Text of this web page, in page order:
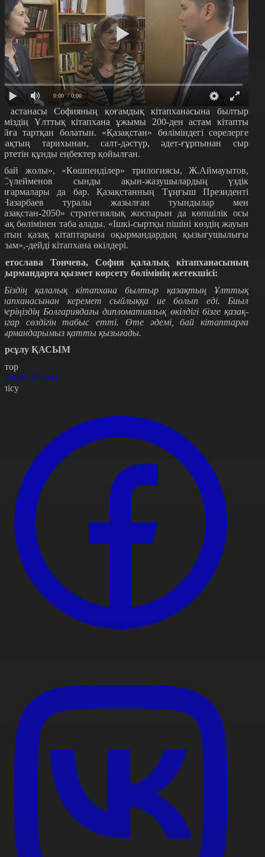
0:00 / 0:00
астанасы Софияның қоғамдық кітапханасына былтыр
Ұлттық кітапхана ұжымы 200-ден астам кітапты
тартқан болатын. «Қазақстан» бөліміндегі сөрелерге
тарихынан, салт-дәстүр, әдет-ғұрпынан сыр
құнды еңбектер қойылған.
жолы», «Көшпенділер» трилогиясы, Ж.Аймауытов,
сынды ақын-жазушылардың үздік
да бар. Қазақстанның Тұңғыш Президенті
туралы жазылған туындылар мен
2050» стратегиялық жоспарын да көпшілік осы
бөлімінен таба алады. «Ішкі-сыртқы пішіні көздің жауын
қазақ кітаптарына оқырмандардың қызығушылығы
дейді кітапхана өкілдері.
Тончева, София қалалық кітапханасының
қызмет көрсету бөлімінің жетекшісі:
қалалық кітапхана былтыр қазақтың Ұлттық
керемет сыйлыққа ие болып еді. Биыл
Болгариядағы дипломатиялық өкілдігі бізге қазақ-
сөздігін табыс етті. Өте әдемі, бай кітаптарға
қатты қызығады.
ҚАСЫМ
Қасым